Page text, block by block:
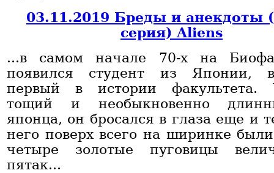
03.11.2019 Бреды и анекдоты
серия) Aliens
...в самом начале 70-х на
появился студент из Японии,
первый в истории факультета.
тощий и необыкновенно
японца, он бросался в глаза еще и
него поверх всего на ширинке
четыре золотые пуговицы
пятак...